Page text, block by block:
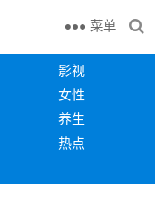
菜单
影视
女性
养生
热点